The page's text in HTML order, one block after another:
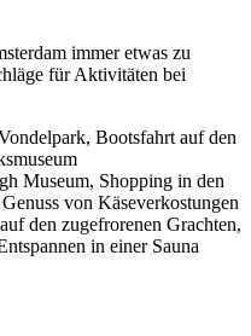
immer etwas zu
für Aktivitäten bei
Bootsfahrt auf den
Museum, Shopping in den
von Käseverkostungen
den zugefrorenen Grachten,
in einer Sauna